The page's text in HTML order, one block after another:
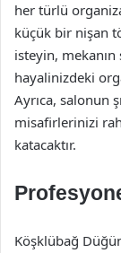
her türlü
küçük bir nişan
isteyin,
hayalinizdeki
Ayrıca, salonun
misafirlerinizi
katacaktır.
Köşklübağ